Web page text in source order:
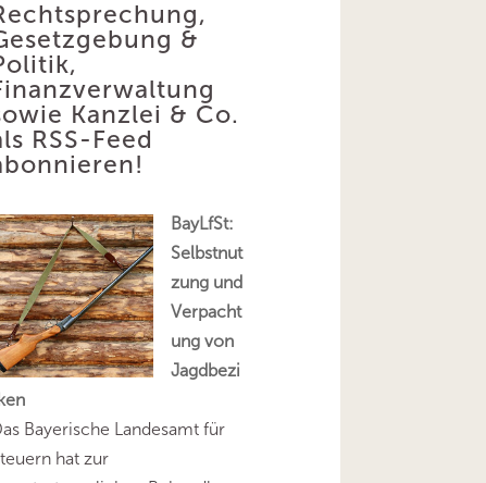
&
Kanzlei & Co.
RSS-Feed
BayLfSt:
Selbstnut
zung und
Verpacht
ung von
Jagdbezi
Bayerische Landesamt für
hat zur